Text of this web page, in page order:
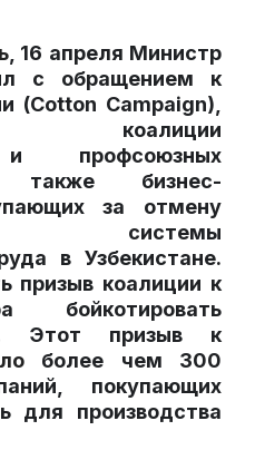
, 16 апреля Министр
с обращением к
(Cotton Campaign),
коалиции
и профсоюзных
также бизнес-
за отмену
системы
в Узбекистане.
призыв коалиции к
бойкотировать
Этот призыв к
более чем 300
покупающих
для производства